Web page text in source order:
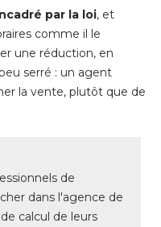
par la loi, et
comme il le
une réduction, en
serré : un agent
la vente, plutôt que de
de
dans l'agence de
calcul de leurs